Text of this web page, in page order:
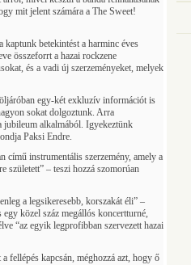
mit jelent számára a The Sweet!
betekintést a harminc éves
összeforrt a hazai rockzene
és a vadi új szerzeményeket, melyek
egy-két exkluzív információt is
sokat dolgoztunk. Arra
jubileum alkalmából. Igyekeztünk
Paksi Endre.
című instrumentális szerzemény, amely a
született” – teszi hozzá szomorúan
a legsikeresebb, korszakát éli” –
közel száz megállós koncertturné,
“az egyik legprofibban szervezett hazai
fellépés kapcsán, méghozzá azt, hogy ő